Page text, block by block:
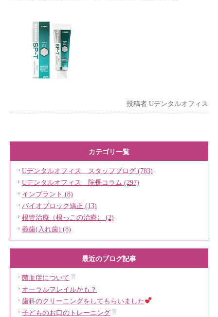
投稿者 Uデンタルオフィス
カテゴリ一覧
Uデンタルオフィス スタッフブログ (783)
Uデンタルオフィス 院長コラム (297)
インプラント (8)
バイオブロック矯正 (13)
根管治療（根っこの治療） (2)
義歯(入れ歯) (8)
最近のブログ記事
菌血症について
オーラルフレイルかも？
歯科のクリーニングをしてもらいました
子どものお口のトレーニング